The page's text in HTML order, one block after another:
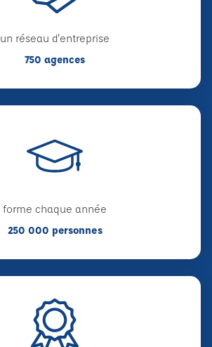
un réseau d'entreprise
750 agences
forme chaque année
250 000 personnes